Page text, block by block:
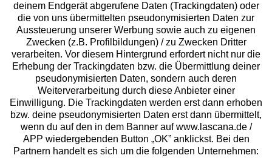
Services
Beratung
Über uns
Rechtliches
deinem Endgerät abgerufene Daten (Trackingdaten) oder
die von uns übermittelten pseudonymisierten Daten zur
Aussteuerung unserer Werbung sowie auch zu eigenen
Zwecken (z.B. Profilbildungen) / zu Zwecken Dritter
verarbeiten. Vor diesem Hintergrund erfordert nicht nur die
Erhebung der Trackingdaten bzw. die Übermittlung deiner
pseudonymisierten Daten, sondern auch deren
Weiterverarbeitung durch diese Anbieter einer
Einwilligung. Die Trackingdaten werden erst dann erhoben
bzw. deine pseudonymisierten Daten erst dann übermittelt,
wenn du auf den in dem Banner auf www.lascana.de /
APP wiedergebenden Button „OK” anklickst. Bei den
Partnern handelt es sich um die folgenden Unternehmen: